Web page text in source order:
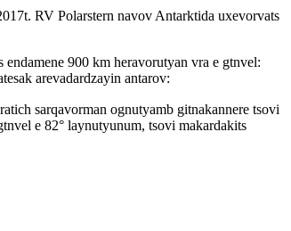
RV Polarstern navov Antarktida uxevorvats
900 km heravorutyan vra e gtnvel:
arevadardzayin antarov:
sarqavorman ognutyamb gitnakannere tsovi
e 82° laynutyunum, tsovi makardakits